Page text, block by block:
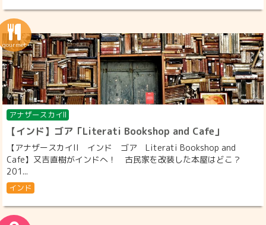
アナザースカイII
【インド】ゴア「Literati Bookshop and Cafe」
【アナザースカイII インド ゴア Literati Bookshop and
Cafe】又吉直樹がインドへ！ 古民家を改装した本屋はどこ？
201...
インド